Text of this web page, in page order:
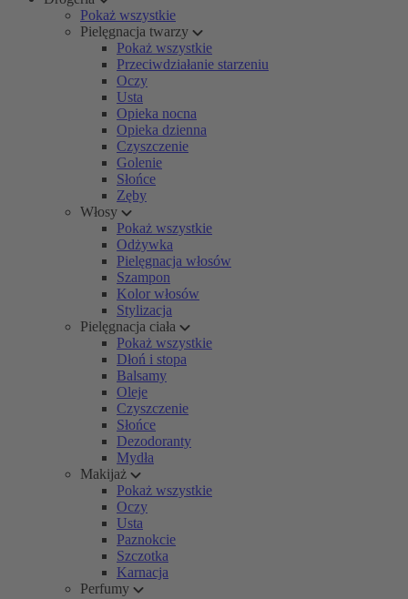
Pokaż wszystkie
Pielęgnacja twarzy
Pokaż wszystkie
Przeciwdziałanie starzeniu
Oczy
Usta
Opieka nocna
Opieka dzienna
Czyszczenie
Golenie
Słońce
Zęby
Włosy
Pokaż wszystkie
Odżywka
Pielęgnacja włosów
Szampon
Kolor włosów
Stylizacja
Pielęgnacja ciała
Pokaż wszystkie
Dłoń i stopa
Balsamy
Oleje
Czyszczenie
Słońce
Dezodoranty
Mydła
Makijaż
Pokaż wszystkie
Oczy
Usta
Paznokcie
Szczotka
Karnacja
Perfumy